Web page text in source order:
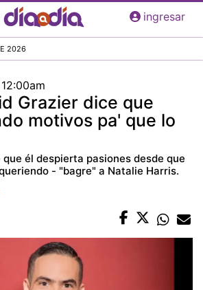
Pasar
al
principal
ingresar
2026
Grazier dice que
motivos pa' que lo
él despierta pasiones desde que
- "bagre" a Natalie Harris.